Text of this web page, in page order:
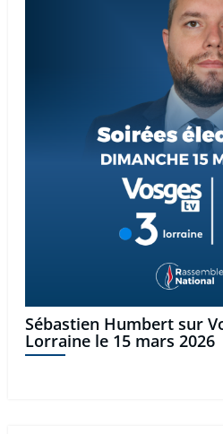
Sébastien Humbert sur
Lorraine le 15 mars 2026